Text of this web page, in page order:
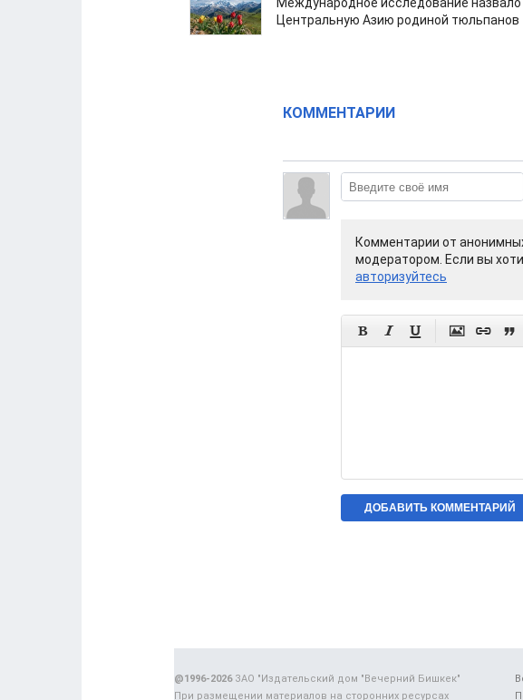
Центральную Азию родиной тюльпанов
КОММЕНТАРИИ
Комментарии от
модератором. Если вы
авторизуйтесь
     
@1996-2026ЗАО "Издательский дом "Вечерний Бишкек"
При размещении материалов на сторонних ресурсах